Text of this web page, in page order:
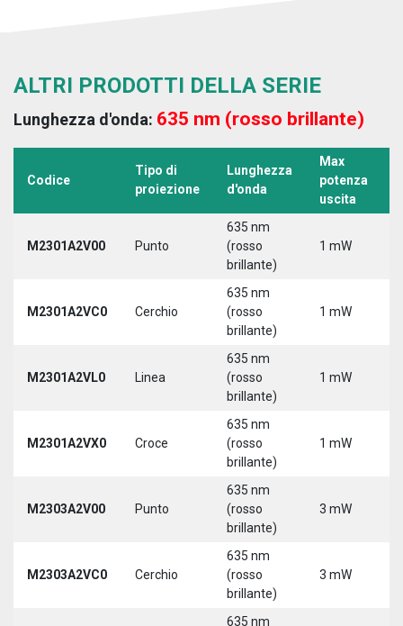
ALTRI PRODOTTI DELLA SERIE
Lunghezza d'onda: 635 nm (rosso brillante)
Codice
Tipo di
proiezione
Lunghezza
d'onda
Max
potenza
uscita
M2301A2V00 Punto
635 nm
(rosso
brillante)
1 mW
M2301A2VC0 Cerchio
635 nm
(rosso
brillante)
1 mW
M2301A2VL0 Linea
635 nm
(rosso
brillante)
1 mW
M2301A2VX0 Croce
635 nm
(rosso
brillante)
1 mW
M2303A2V00 Punto
635 nm
(rosso
brillante)
3 mW
M2303A2VC0 Cerchio
635 nm
(rosso
brillante)
3 mW
635 nm